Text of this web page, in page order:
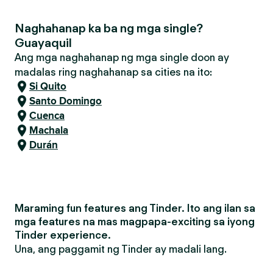
Naghahanap ka ba ng mga single?
Guayaquil
Ang mga naghahanap ng mga single doon ay
madalas ring naghahanap sa cities na ito:
Si Quito
Santo Domingo
Cuenca
Machala
Durán
Maraming fun features ang Tinder. Ito ang ilan sa
mga features na mas magpapa-exciting sa iyong
Tinder experience.
Una, ang paggamit ng Tinder ay madali lang.